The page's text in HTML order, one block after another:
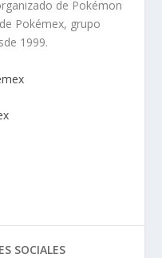
de Pokémon
Pokémex, grupo
1999.
SOCIALES